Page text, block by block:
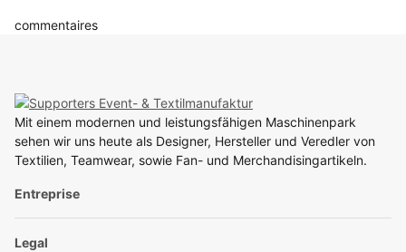
commentaires
Mit einem modernen und leistungsfähigen Maschinenpark
sehen wir uns heute als Designer, Hersteller und Veredler von
Textilien, Teamwear, sowie Fan- und Merchandisingartikeln.
Entreprise
Legal